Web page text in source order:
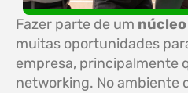
Fazer parte de um núcleo
muitas oportunidades
empresa, principalmente
networking. No ambiente